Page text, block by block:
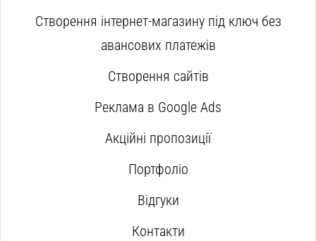
Створення інтернет-магазину під ключ без
авансових платежів
Створення сайтів
Реклама в Google Ads
Акційні пропозиції
Портфоліо
Відгуки
Контакти